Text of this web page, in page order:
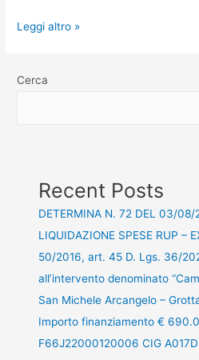
Leggi altro »
Cerca
Recent Posts
DETERMINA N. 72 DEL 03/08/
LIQUIDAZIONE SPESE RUP –
50/2016, art. 45 D. Lgs. 36/
all’intervento denominato
San Michele Arcangelo –
Importo finanziamento €
F66J22000120006 CIG